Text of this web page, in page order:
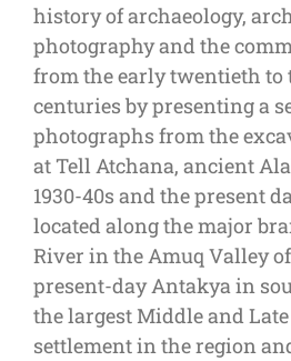
history of archaeology,
photography and the
from the early twentieth
centuries by presenting a
photographs from the
at Tell Atchana, ancient
1930-40s and the present
located along the major
River in the Amuq Valley
present-day Antakya in
the largest Middle and
settlement in the region